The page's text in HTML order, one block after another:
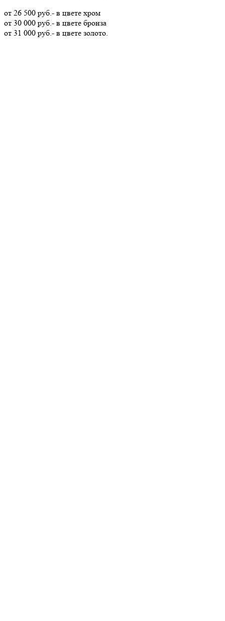
от 26 500 руб.- в цвете хром
от 30 000 руб.- в цвете бронза
от 31 000 руб.- в цвете золото.